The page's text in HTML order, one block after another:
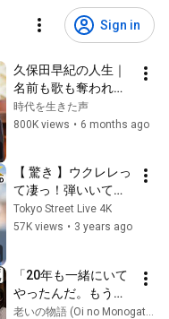
Sign in
久保田早紀の人生｜
名前も歌も奪われた
日々から、67歳で見
つけた幸せへ。35年
時代を生きた声
800K views • 6 months ago
【 驚き 】ウクレレっ
て凄っ！弾いいてる
方が凄いのか！？ウ
クレレのイメージが
横須賀路上ライブ ロ
ング 4K映像
Tokyo Street Live 4K
57K views • 3 years ago
「20年も一緒にいて
やったんだ。もう若
い女と暮らす」玄関